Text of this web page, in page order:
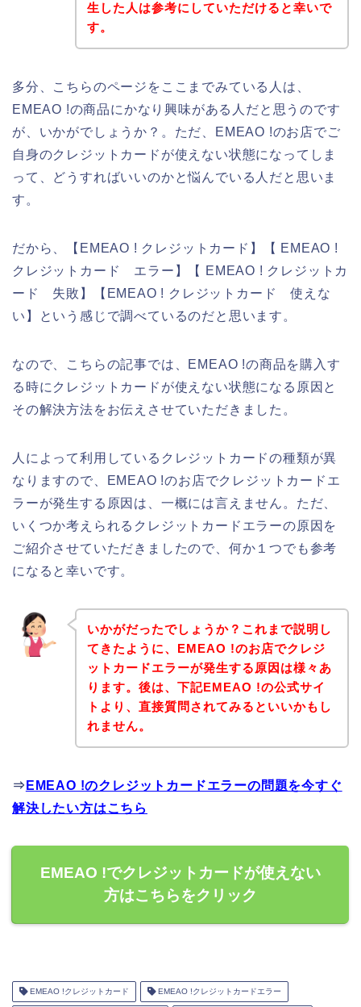
生した人は参考にしていただけると幸いで
す。
多分、こちらのページをここまでみている人は、
EMEAO !の商品にかなり興味がある人だと思うのです
が、いかがでしょうか？。ただ、EMEAO !のお店でご
自身のクレジットカードが使えない状態になってしま
って、どうすればいいのかと悩んでいる人だと思いま
す。
だから、【EMEAO ! クレジットカード】【 EMEAO !
クレジットカード エラー】【 EMEAO ! クレジットカ
ード 失敗】【EMEAO ! クレジットカード 使えな
い】という感じで調べているのだと思います。
なので、こちらの記事では、EMEAO !の商品を購入す
る時にクレジットカードが使えない状態になる原因と
その解決方法をお伝えさせていただきました。
人によって利用しているクレジットカードの種類が異
なりますので、EMEAO !のお店でクレジットカードエ
ラーが発生する原因は、一概には言えません。ただ、
いくつか考えられるクレジットカードエラーの原因を
ご紹介させていただきましたので、何か１つでも参考
になると幸いです。
いかがだったでしょうか？これまで説明し
てきたように、EMEAO !のお店でクレジ
ットカードエラーが発生する原因は様々あ
ります。後は、下記EMEAO !の公式サイ
トより、直接質問されてみるといいかもし
れません。
⇒ EMEAO !のクレジットカードエラーの問題を今すぐ
解決したい方はこちら
EMEAO !でクレジットカードが使えない
方はこちらをクリック
EMEAO !クレジットカード EMEAO !クレジットカードエラー